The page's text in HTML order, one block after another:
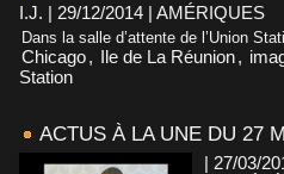
I.J. | 29/12/2014 | AMÉRIQUES
Dans la salle d’attente de l’Union
Chicago, Ile de La Réunion,
Station
ACTUS À LA UNE DU 27
| 27/03/